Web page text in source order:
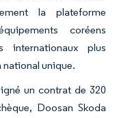
la plateforme
coréens
plus
unique.
un contrat de 320
Doosan Skoda